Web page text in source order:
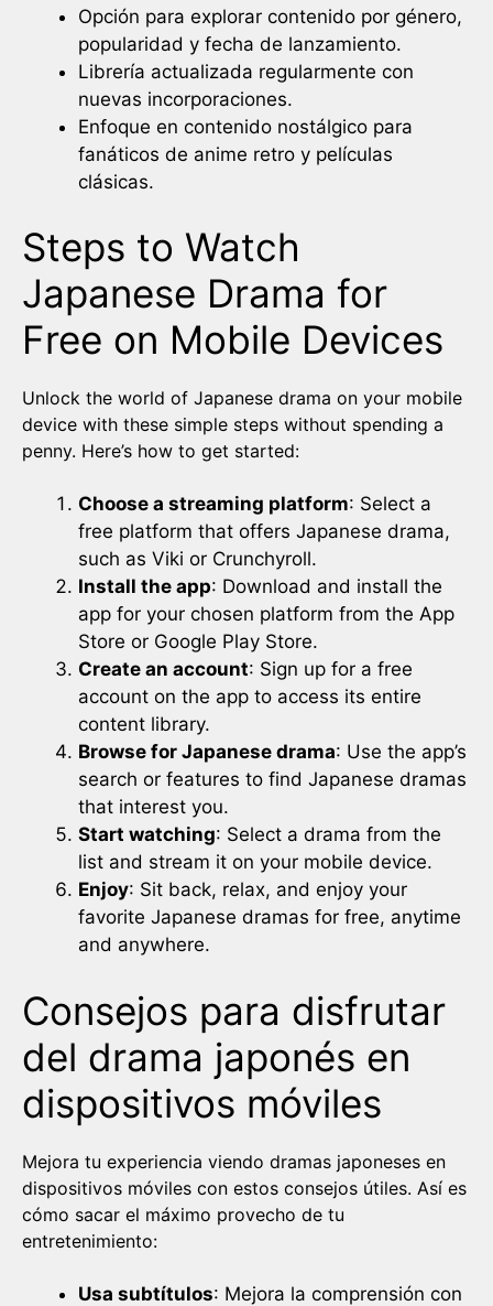
Opción para explorar contenido por género,
popularidad y fecha de lanzamiento.
Librería actualizada regularmente con
nuevas incorporaciones.
Enfoque en contenido nostálgico para
fanáticos de anime retro y películas
clásicas.
Steps to Watch
Japanese Drama for
Free on Mobile Devices
Unlock the world of Japanese drama on your mobile
device with these simple steps without spending a
penny. Here’s how to get started:
Choose a streaming platform: Select a
free platform that offers Japanese drama,
such as Viki or Crunchyroll.
Install the app: Download and install the
app for your chosen platform from the App
Store or Google Play Store.
Create an account: Sign up for a free
account on the app to access its entire
content library.
Browse for Japanese drama: Use the app’s
search or features to find Japanese dramas
that interest you.
Start watching: Select a drama from the
list and stream it on your mobile device.
Enjoy: Sit back, relax, and enjoy your
favorite Japanese dramas for free, anytime
and anywhere.
Consejos para disfrutar
del drama japonés en
dispositivos móviles
Mejora tu experiencia viendo dramas japoneses en
dispositivos móviles con estos consejos útiles. Así es
cómo sacar el máximo provecho de tu
entretenimiento:
Usa subtítulos: Mejora la comprensión con